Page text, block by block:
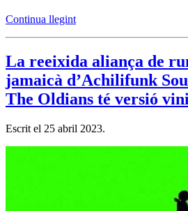
Continua llegint
La reeixida aliança de
jamaicà d’Achilifunk
The Oldians té versió
Escrit el 25 abril 2023.